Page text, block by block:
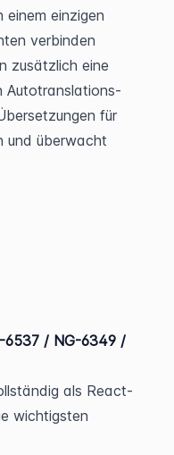
einem einzigen
verbinden
zusätzlich eine
Autotranslations-
für
und überwacht
6537 / NG-6349 /
als React-
wichtigsten